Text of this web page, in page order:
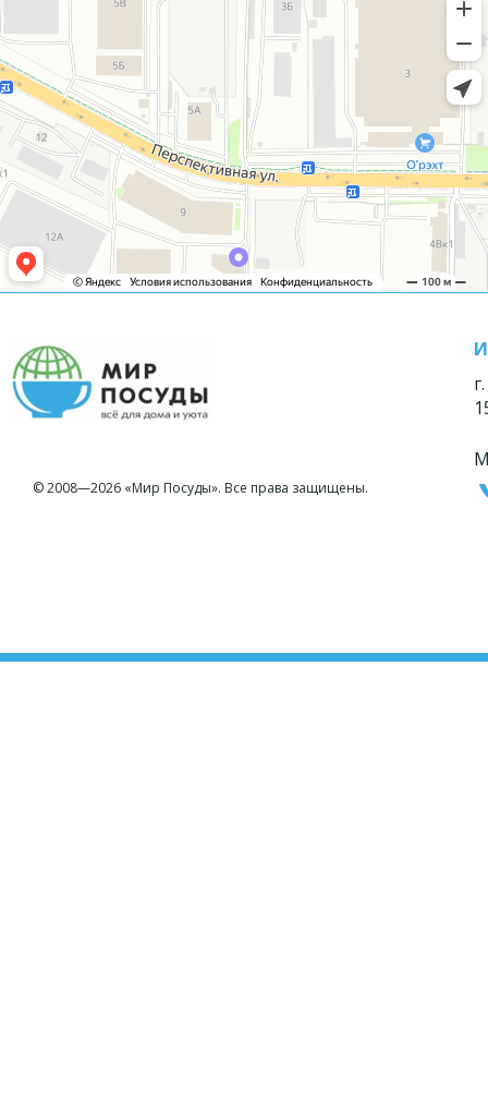
© 2008—2026 «Мир Посуды». Все права защищены.